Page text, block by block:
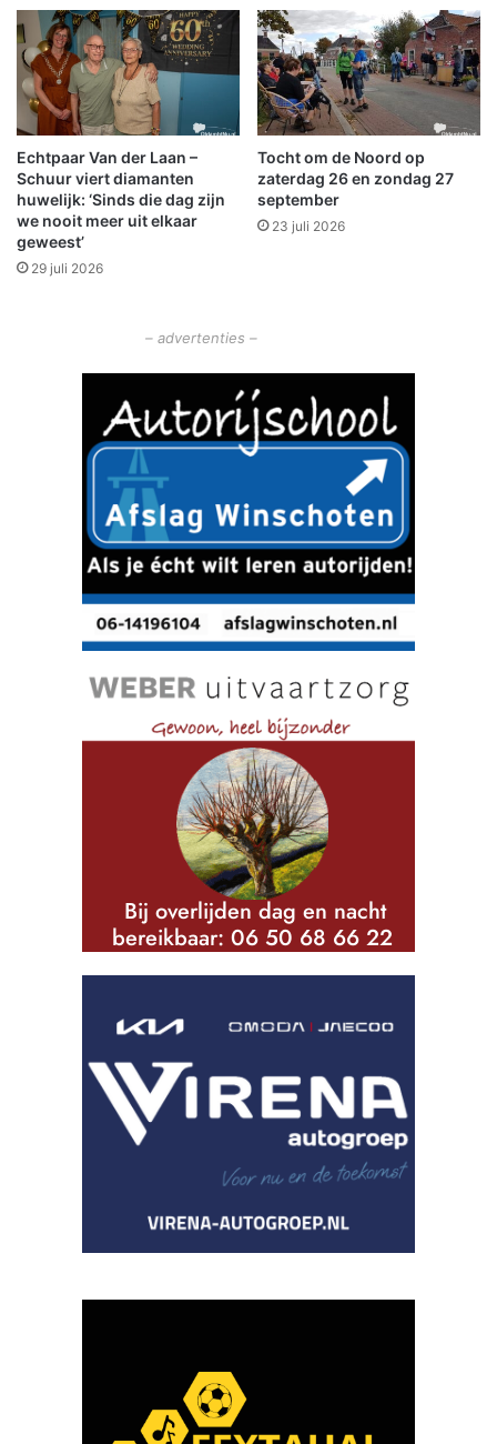
t
k
a
p
i
o
e
n
!
t
z
o
e
t
n
a
a
r
n
i
Echtpaar Van der Laan –
Schuur viert diamanten
huwelijk: ‘Sinds die dag zijn
we nooit meer uit elkaar
geweest’
29 juli 2026
Tocht om de Noord op
zaterdag 26 en zondag 27
september
23 juli 2026
– advertenties –